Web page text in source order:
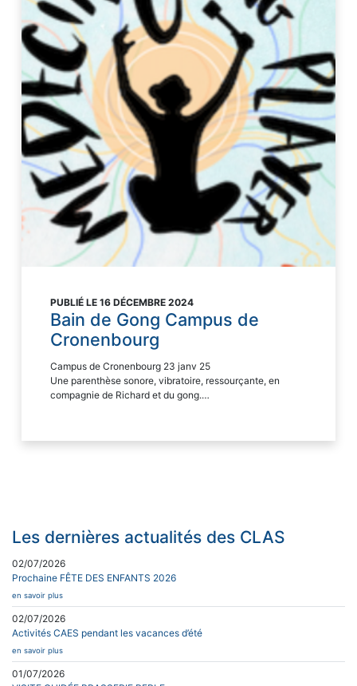
PUBLIÉ LE 16 DÉCEMBRE 2024
Bain de Gong Campus de
Cronenbourg
Campus de Cronenbourg 23 janv 25
Une parenthèse sonore, vibratoire, ressourçante, en
compagnie de Richard et du gong.…
Les dernières actualités des CLAS
02/07/2026
Prochaine FÊTE DES ENFANTS 2026
en savoir plus
02/07/2026
Activités CAES pendant les vacances d’été
en savoir plus
01/07/2026